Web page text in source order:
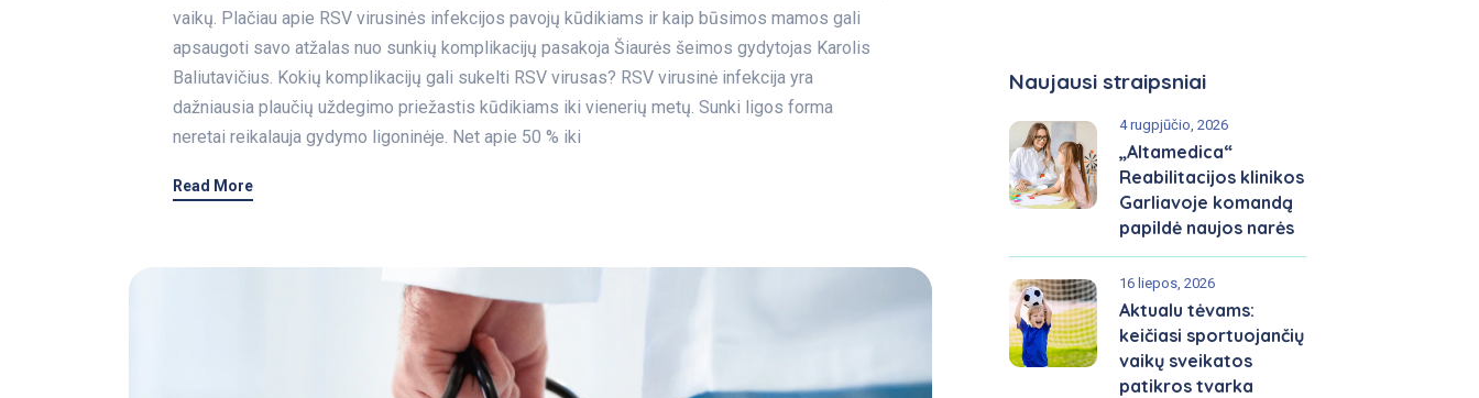
vaikų. Plačiau apie RSV virusinės infekcijos pavojų kūdikiams ir kaip būsimos mamos gali
apsaugoti savo atžalas nuo sunkių komplikacijų pasakoja Šiaurės šeimos gydytojas Karolis
Baliutavičius. Kokių komplikacijų gali sukelti RSV virusas? RSV virusinė infekcija yra
dažniausia plaučių uždegimo priežastis kūdikiams iki vienerių metų. Sunki ligos forma
neretai reikalauja gydymo ligoninėje. Net apie 50 % iki
Read More
Naujausi straipsniai
4 rugpjūčio, 2026
„Altamedica“
Reabilitacijos klinikos
Garliavoje komandą
papildė naujos narės
16 liepos, 2026
Aktualu tėvams:
keičiasi sportuojančių
vaikų sveikatos
patikros tvarka